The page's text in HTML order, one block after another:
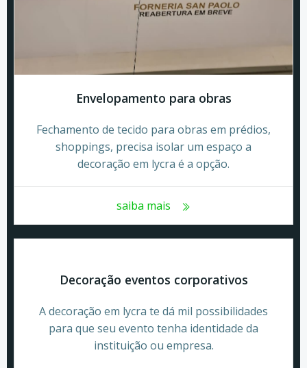
Envelopamento para obras
Fechamento de tecido para obras em prédios,
shoppings, precisa isolar um espaço a
decoração em lycra é a opção.
saiba mais
Decoração eventos corporativos
A decoração em lycra te dá mil possibilidades
para que seu evento tenha identidade da
instituição ou empresa.